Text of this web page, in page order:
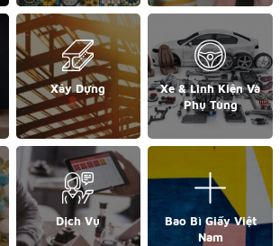
Xây Dựng
Xe & Linh Kiện Và
Phụ Tùng
Dịch Vụ
Bao Bì Giấy Việt
Nam